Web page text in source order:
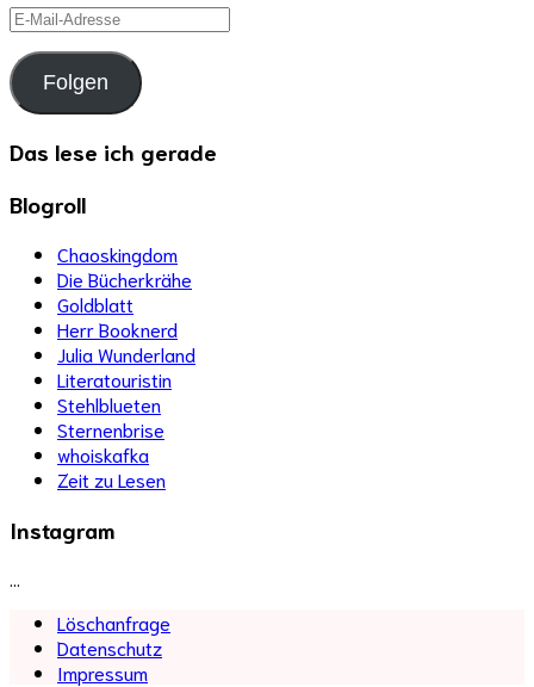
E-
Mail-
Adresse
Folgen
Das lese ich gerade
Blogroll
Chaoskingdom
Die Bücherkrähe
Goldblatt
Herr Booknerd
Julia Wunderland
Literatouristin
Stehlblueten
Sternenbrise
whoiskafka
Zeit zu Lesen
Instagram
…
Löschanfrage
Datenschutz
Impressum